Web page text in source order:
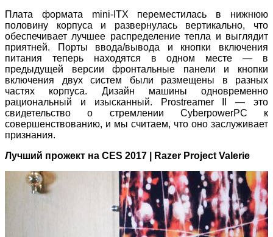
Плата формата mini-ITX переместилась в нижнюю
половину корпуса и развернулась вертикально, что
обеспечивает лучшее распределение тепла и выглядит
приятней. Порты ввода/вывода и кнопки включения
питания теперь находятся в одном месте — в
предыдущей версии фронтальные панели и кнопки
включения двух систем были размещены в разных
частях корпуса. Дизайн машины одновременно
рациональный и изысканный. Prostreamer II — это
свидетельство о стремлении CyberpowerPC к
совершенствованию, и мы считаем, что оно заслуживает
признания.
Лучший прожект на CES 2017 | Razer Project Valerie